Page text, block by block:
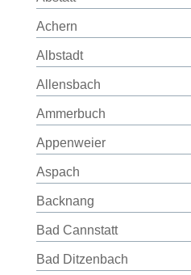
Achern
Albstadt
Allensbach
Ammerbuch
Appenweier
Aspach
Backnang
Bad Cannstatt
Bad Ditzenbach